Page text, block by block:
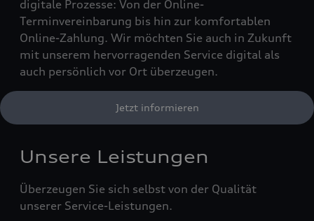
digitale Prozesse: Von der Online-
Terminvereinbarung bis hin zur komfortablen
Online-Zahlung. Wir möchten Sie auch in Zukunft
mit unserem hervorragenden Service digital als
auch persönlich vor Ort überzeugen.
Jetzt informieren
Unsere Leistungen
Überzeugen Sie sich selbst von der Qualität
unserer Service-Leistungen.